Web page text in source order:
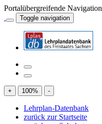
Portalübergreifende Navigation
Toggle navigation
+ 100% -
Lehrplan-Datenbank
zurück zur Startseite